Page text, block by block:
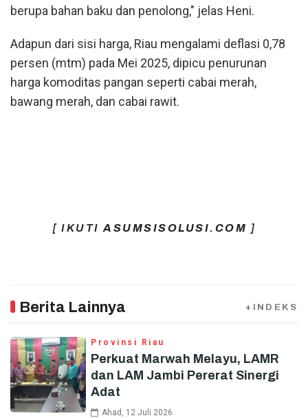
berupa bahan baku dan penolong," jelas Heni.
Adapun dari sisi harga, Riau mengalami deflasi 0,78
persen (mtm) pada Mei 2025, dipicu penurunan
harga komoditas pangan seperti cabai merah,
bawang merah, dan cabai rawit.
[ IKUTI ASUMSISOLUSI.COM ]
Berita Lainnya +INDEKS
Provinsi Riau
Perkuat Marwah Melayu, LAMR
dan LAM Jambi Pererat Sinergi
Adat
Ahad, 12 Juli 2026